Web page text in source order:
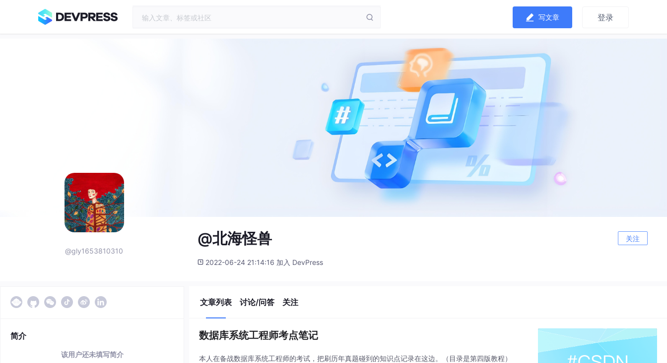
写文章 登录
@gly1653810310
@北海怪兽 关注
2022-06-24 21:14:16 加入 DevPress
简介
该用户还未填写简介
文章列表 讨论/问答 关注
数据库系统工程师考点笔记
本人在备战数据库系统工程师的考试，把刷历年真题碰到的知识点记录在这边。（目录是第四版教程）